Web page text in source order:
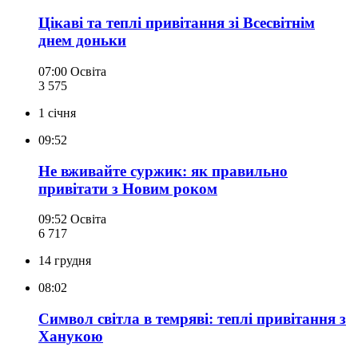
Цікаві та теплі привітання зі Всесвітнім
днем доньки
07:00 Освіта
3 575
1 січня
09:52
Не вживайте суржик: як правильно
привітати з Новим роком
09:52 Освіта
6 717
14 грудня
08:02
Символ світла в темряві: теплі привітання з
Ханукою